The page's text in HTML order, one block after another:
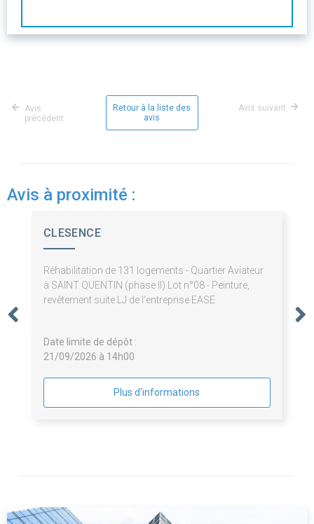
Avis
précédent
Retour à la liste des
avis
Avis suivant
Avis à proximité :
CLESENCE
Réhabilitation de 131 logements - Quartier Aviateur
à SAINT QUENTIN (phase II) Lot n°08 - Peinture,
revêtement suite LJ de l'entreprise EASE
Date limite de dépôt :
21/09/2026 à 14h00
Plus d'informations